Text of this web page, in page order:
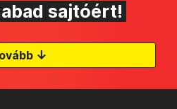
sajtóért!
↓